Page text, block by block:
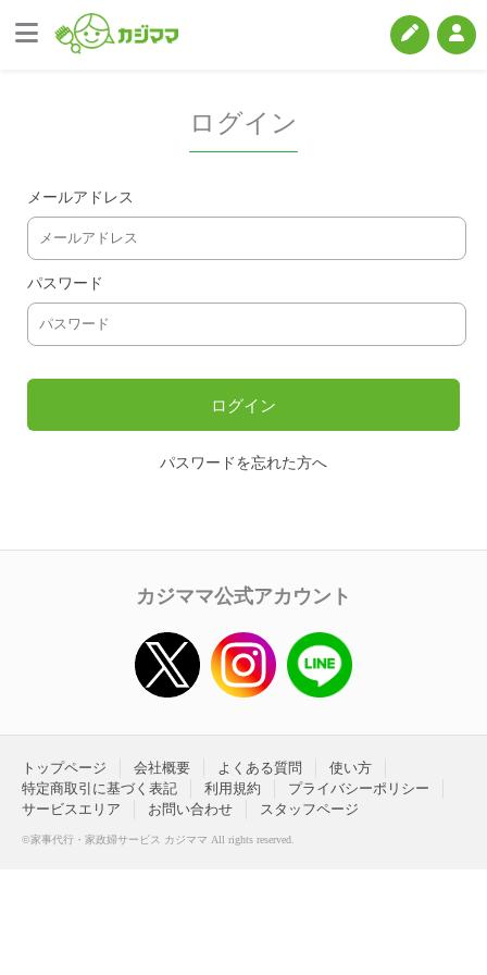
ログイン
メールアドレス
パスワード
パスワードを忘れた方へ
カジママ公式アカウント
トップページ 会社概要 よくある質問
使い方
特定商取引に基づく表記
利用規約
プライバシーポリシー
サービスエリア
お問い合わせ スタッフページ
©家事代行・家政婦サービス カジママ All rights reserved.